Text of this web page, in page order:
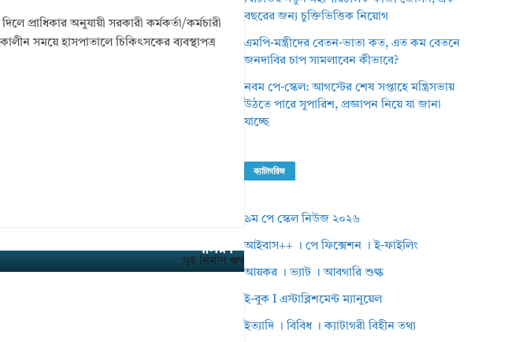
প্রাধিকার অনুযায়ী সরকারী কর্মকর্তা/কর্মচারী
সময়ে হাসপাতালে চিকিৎসকের ব্যবস্থাপত্র
ণালয়।
বছরের জন্য চুক্তিভিত্তিক নিয়োগ
এমপি-মন্ত্রীদের বেতন-ভাতা কত, এত কম বেতনে
জনদাবির চাপ সামলাবেন কীভাবে?
নবম পে-স্কেল: আগস্টের শেষ সপ্তাহে মন্ত্রিসভায়
উঠতে পারে সুপারিশ, প্রজ্ঞাপন নিয়ে যা জানা
যাচ্ছে
ক্যাটাগরিজ
৯ম পে স্কেল নিউজ ২০২৬
আইবাস++ । পে ফিক্সেশন । ই-ফাইলিং
আয়কর । ভ্যাট । আবগারি শুল্ক
ই-বুক I এস্টাব্লিশমেন্ট ম্যানুয়েল
ইত্যাদি । বিবিধ । ক্যাটাগরী বিহীন তথ্য